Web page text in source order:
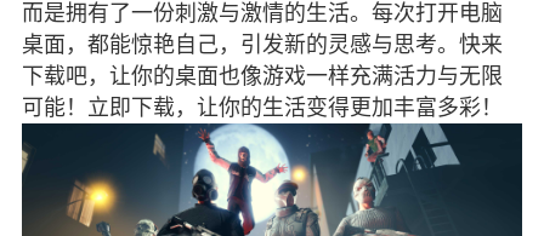
GTA6 RDR2 逃离塔科夫
彩虹六号 绝地求生 战地5
而是拥有了一份刺激与激情的生活。每次打开电脑
桌面，都能惊艳自己，引发新的灵感与思考。快来
下载吧，让你的桌面也像游戏一样充满活力与无限
可能！立即下载，让你的生活变得更加丰富多彩！